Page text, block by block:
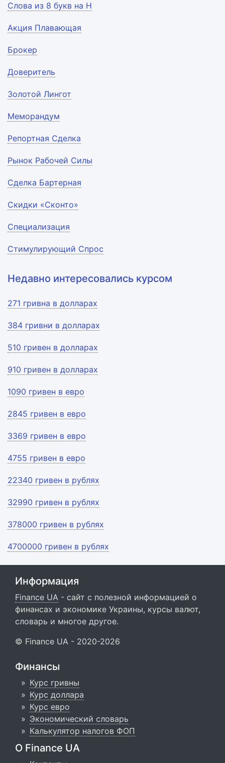
Слова из 8 букв на Н
Акция Плавающая
Брокер
Доверитель
Золотой Лингот
Меморандум
Репортная Сделка
Рынок Рабочей Силы
Сделка Бартерная
Скидки «Сконто»
Специализация
Стимулирующий Спрос
Недавно интересовались курсом
271 гривна в долларах
384 гривни в долларах
510 гривен в долларах
910 гривен в долларах
1090 гривен в евро
2845 гривен в евро
3369 гривен в евро
4755 гривен в евро
22340 гривен в рублях
32990 гривен в рублях
378000 гривен в рублях
4700000 гривен в рублях
Информация
Finance UA - сайт с полезной информацией о
финансах и экономике Украины, курсы валют,
словарь и многое другое.
© Finance UA - 2020-2026
Финансы
Курс гривны
Курс доллара
Курс евро
Экономический словарь
Калькулятор налогов ФОП
О Finance UA